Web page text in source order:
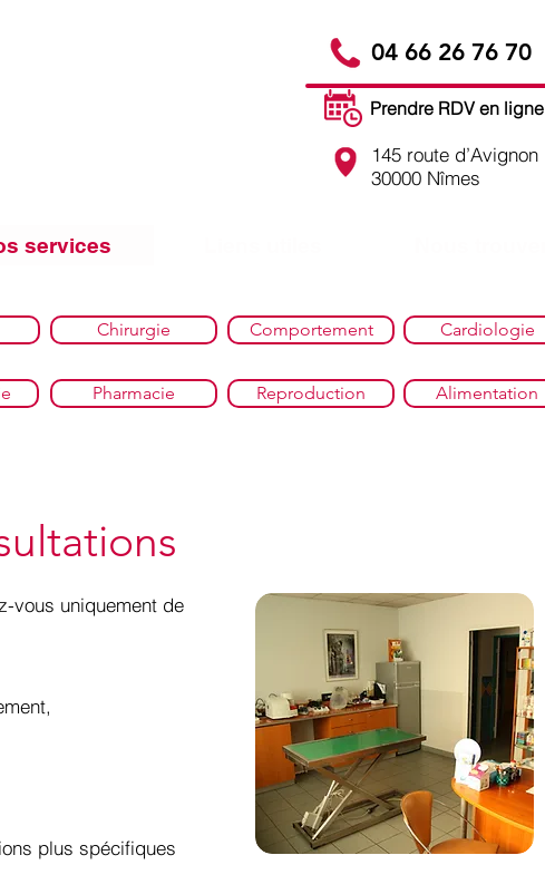
04 66 26 76 70
Prendre RDV en ligne
145 route d’Avignon
30000 Nîmes
services
Chirurgie Comportement Cardiologie
Pharmacie Reproduction Alimentation
vous uniquement de
plus spécifiques